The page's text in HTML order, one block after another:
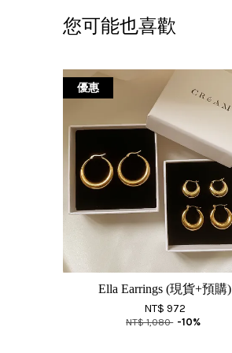
您可能也喜歡
優惠
Ella Earrings (現貨+預購)
NT$ 972
NT$ 1,080 -10%